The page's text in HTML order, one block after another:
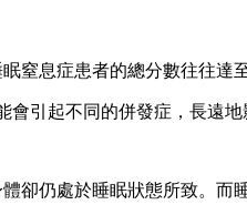
窒息症患者的總分數往往達
引起不同的併發症，長遠地
仍處於睡眠狀態所致。